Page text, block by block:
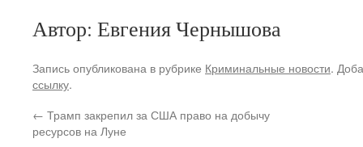
Автор: Евгения Чернышова
Запись опубликована в рубрике Криминальные новости.
ссылку.
← Трамп закрепил за США право на добычу
ресурсов на Луне